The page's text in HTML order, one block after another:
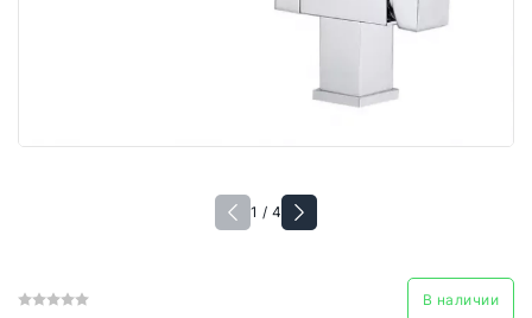
1 / 4
В наличии